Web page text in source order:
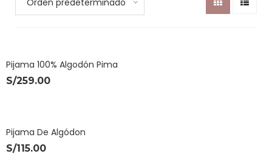
Orden predeterminado
Pijama 100% Algodón Pima
S/259.00
Pijama De Algódon
S/115.00